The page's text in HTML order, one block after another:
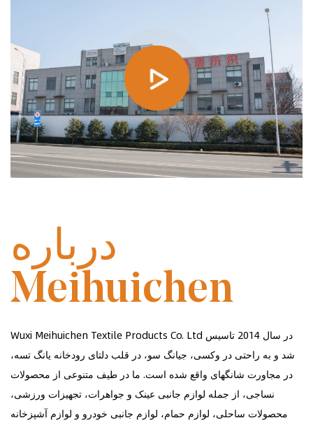
درباره
Meihuichen
Wuxi Meihuichen Textile Products Co. Ltd در سال 2014 تاسیس
شد و به راحتی در وکسی، جیانگ سو، در قلب دلتای رودخانه یانگ تسه،
در مجاورت شانگهای واقع شده است. ما در طیف متنوعی از محصولات
نساجی، از جمله لوازم جانبی عینک و جواهرات، تجهیزات ورزشی،
محصولات ساحلی، لوازم حمام، لوازم جانبی خودرو و لوازم آشپزخانه